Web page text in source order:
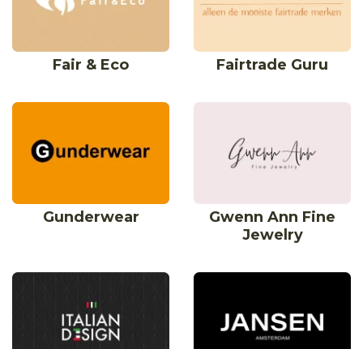
Fair & Eco Fairtrade Guru
Gunderwear
Gwenn Ann Fine
Jewelry